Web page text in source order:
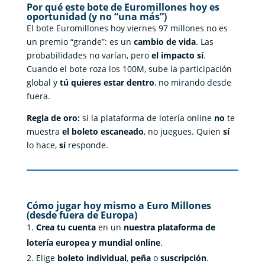
Por qué este bote de Euromillones hoy es
oportunidad (y no “una más”)
El bote Euromillones hoy viernes 97 millones no es
un premio “grande”: es un cambio de vida. Las
probabilidades no varían, pero el impacto sí.
Cuando el bote roza los 100M, sube la participación
global y tú quieres estar dentro, no mirando desde
fuera.
Regla de oro:si la plataforma de lotería online no te
muestra el boleto escaneado, no juegues. Quien sí
lo hace, síresponde.
Cómo jugar hoy mismo a Euro Millones
(desde fuera de Europa)
Crea tu cuentaen un nuestra plataforma de
lotería europea y mundial online.
Elige boleto individual, peñao suscripción.